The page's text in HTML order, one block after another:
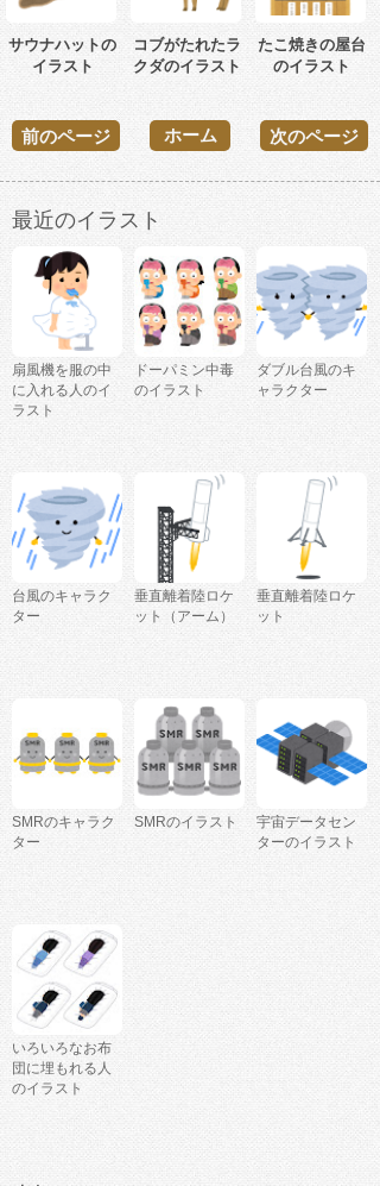
サウナハットの
イラスト
コブがたれたラ
クダのイラスト
たこ焼きの屋台
のイラスト
前のページ 次のページ
ホーム
最近のイラスト
扇風機を服の中
に入れる人のイ
ラスト
ドーパミン中毒
のイラスト
ダブル台風のキ
ャラクター
台風のキャラク
ター
垂直離着陸ロケ
ット（アーム）
垂直離着陸ロケ
ット
SMRのキャラク
ター
SMRのイラスト
宇宙データセン
ターのイラスト
いろいろなお布
団に埋もれる人
のイラスト